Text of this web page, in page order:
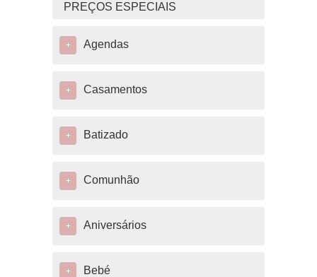
PREÇOS ESPECIAIS
+ Agendas
+ Casamentos
+ Batizado
+ Comunhão
+ Aniversários
+ Bebé